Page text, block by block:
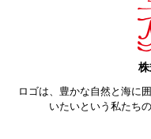
ロゴは、豊かな自然と海に
いたいという私たち